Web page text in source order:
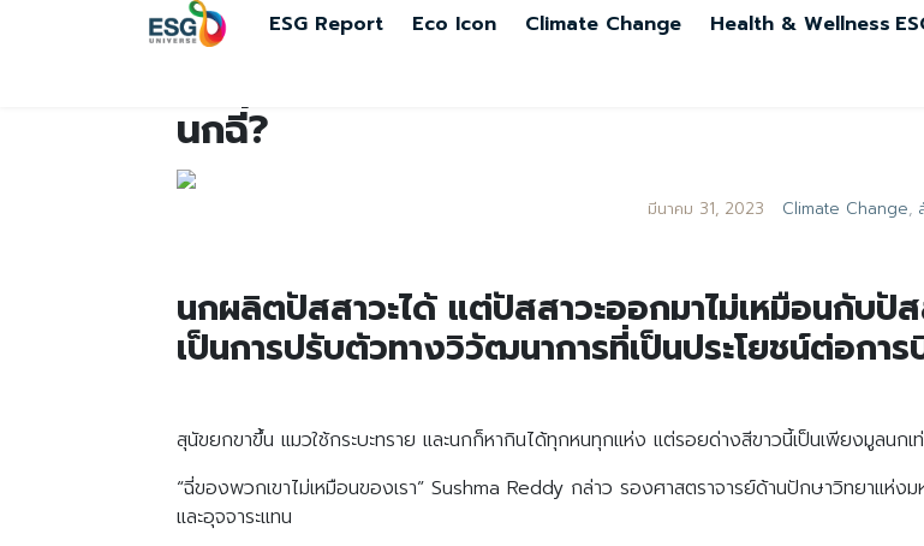
ESG Report Eco Icon Climate Change Health & Wellness
นกฉี่?
มีนาคม 31, 2023 Climate Change,
นกผลิตปัสสาวะได้ แต่ปัสสาวะออกมาไม่เหมือนกับปั
เป็นการปรับตัวทางวิวัฒนาการที่เป็นประโยชน์ต่อการ
สุนัขยกขาขึ้น แมวใช้กระบะทราย และนกก็หากินได้ทุกหนทุกแห่ง แต่รอยด่างสีขาวนี้เป็นเพียงมูลนกเ
“ฉี่ของพวกเขาไม่เหมือนของเรา” Sushma Reddy กล่าว รองศาสตราจารย์ด้านปักษาวิทยาแห่ง
และอุจจาระแทน